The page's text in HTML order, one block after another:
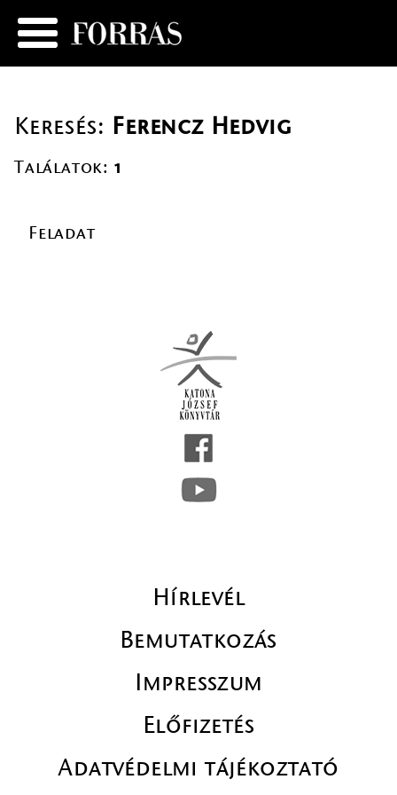
Keresés: Ferencz Hedvig
Találatok: 1
Feladat
Hírlevél
Bemutatkozás
Impresszum
Előfizetés
Adatvédelmi tájékoztató